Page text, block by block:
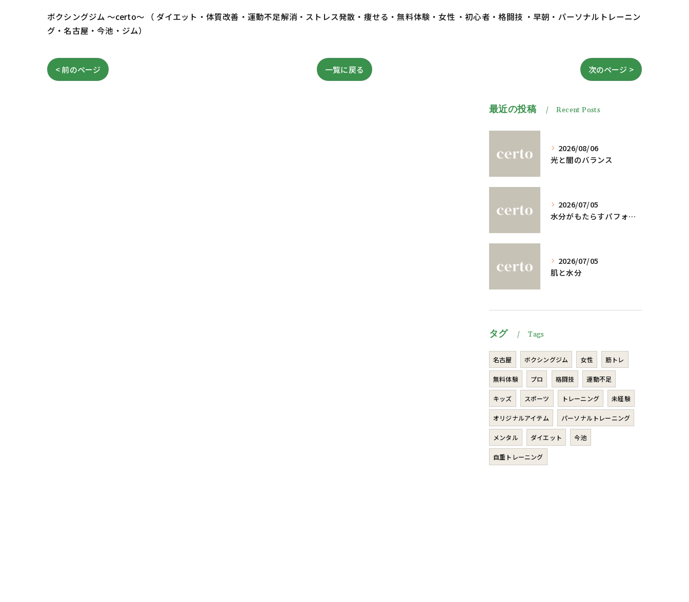
ボクシングジム ～certo～ （ ダイエット・体質改善・運動不足解消・ストレス発散・痩せる・無料体験・女性 ・初心者・格闘技 ・早朝・パーソナルトレーニン
グ・名古屋・今池・ジム）
< 前のページ 一覧に戻る 次のページ >
最近の投稿 Recent Posts
2026/08/06
光と闇のバランス
2026/07/05
水分がもたらすパフォーマンスへの影響
2026/07/05
肌と水分
タグ Tags
名古屋 ボクシングジム 女性 筋トレ
無料体験 プロ 格闘技 運動不足
キッズ スポーツ トレーニング 未経験
オリジナルアイテム パーソナルトレーニング
メンタル ダイエット 今池
自重トレーニング